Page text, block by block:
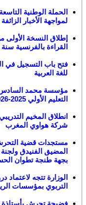
الحملة الوطنية
لمواجهة الأخبار
القراءة بالفرنسية سنة 2026
فتح باب التسجيل في
للغة العربية
مؤسسة محمد السادس
التعليم الأولي 2025-2026
شركة هواوي المغرب
مستجدات قضية التحرش
المضيق الفنيدق ولجنة
بجهة طنجة تطوان
الوزارة تتجه لاعتماد
التربوي بمؤسسات
فضيحة تحرش بأستاذة